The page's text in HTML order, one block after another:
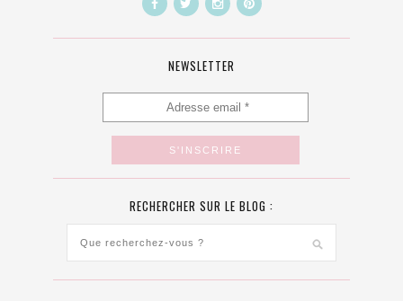
NEWSLETTER
RECHERCHER SUR LE BLOG :